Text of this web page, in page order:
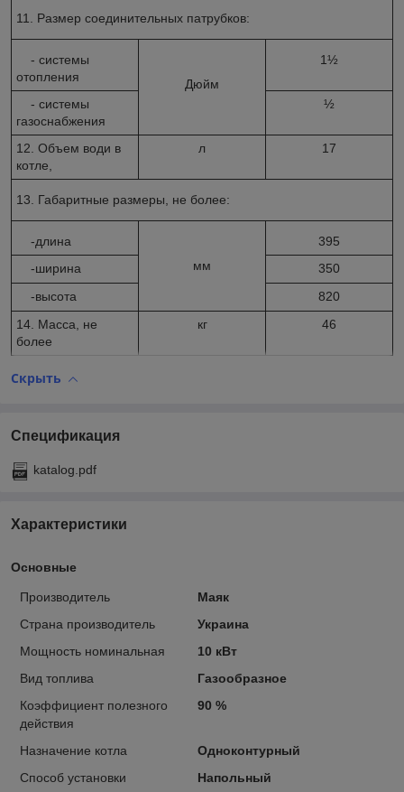
11. Размер соединительных патрубков:
- системы
отопления
Дюйм
1½
- системы
газоснабжения
½
12. Объем води в
котле,
л 17
13. Габаритные размеры, не более:
-длина
мм
395
-ширина
350
-высота
820
14. Масса, не
более
кг 46
Скрыть
Спецификация
katalog.pdf
Характеристики
Основные
Производитель
Маяк
Страна производитель
Украина
Мощность номинальная
10 кВт
Вид топлива
Газообразное
Коэффициент полезного
действия
90 %
Назначение котла
Одноконтурный
Способ установки
Напольный